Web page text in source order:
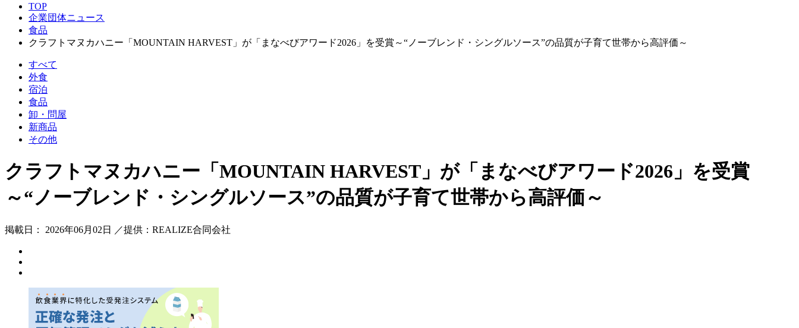
TOP
企業団体ニュース
食品
クラフトマヌカハニー「MOUNTAIN HARVEST」が「まなべびアワード2026」を受賞～“ノーブレンド・シングルソース”の品質が子育て世帯から高評価～
すべて
外食
宿泊
食品
卸・問屋
新商品
その他
クラフトマヌカハニー「MOUNTAIN HARVEST」が「まなべびアワード2026」を受賞
～“ノーブレンド・シングルソース”の品質が子育て世帯から高評価～
掲載日： 2026年06月02日 ／提供：REALIZE合同会社